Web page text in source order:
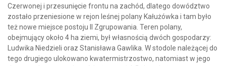
Czerwonej i przesunięcie frontu na zachód, dlatego dowództwo
zostało przeniesione w rejon leśnej polany Kałużówka i tam było
też nowe miejsce postoju II Zgrupowania. Teren polany,
obejmujący około 4 ha ziemi, był własnością dwóch gospodarzy:
Ludwika Niedzieli oraz Stanisława Gawlika. W stodole należącej do
tego drugiego ulokowano kwatermistrzostwo, natomiast w jego